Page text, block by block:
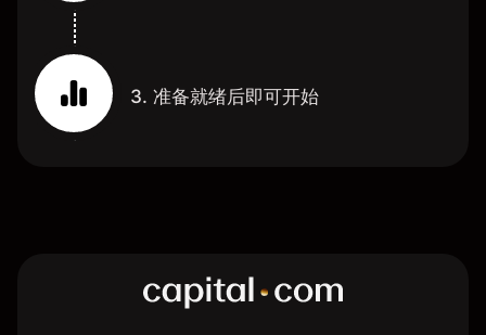
3. 准备就绪后即可开始